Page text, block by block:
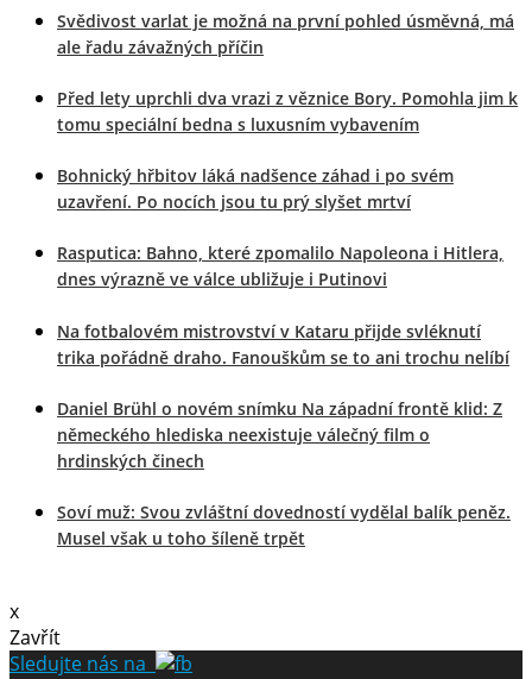
Svědivost varlat je možná na první pohled úsměvná, má
ale řadu závažných příčin
Před lety uprchli dva vrazi z věznice Bory. Pomohla jim k
tomu speciální bedna s luxusním vybavením
Bohnický hřbitov láká nadšence záhad i po svém
uzavření. Po nocích jsou tu prý slyšet mrtví
Rasputica: Bahno, které zpomalilo Napoleona i Hitlera,
dnes výrazně ve válce ubližuje i Putinovi
Na fotbalovém mistrovství v Kataru přijde svléknutí
trika pořádně draho. Fanouškům se to ani trochu nelíbí
Daniel Brühl o novém snímku Na západní frontě klid: Z
německého hlediska neexistuje válečný film o
hrdinských činech
Soví muž: Svou zvláštní dovedností vydělal balík peněz.
Musel však u toho šíleně trpět
x
Zavřít
Sledujte nás na